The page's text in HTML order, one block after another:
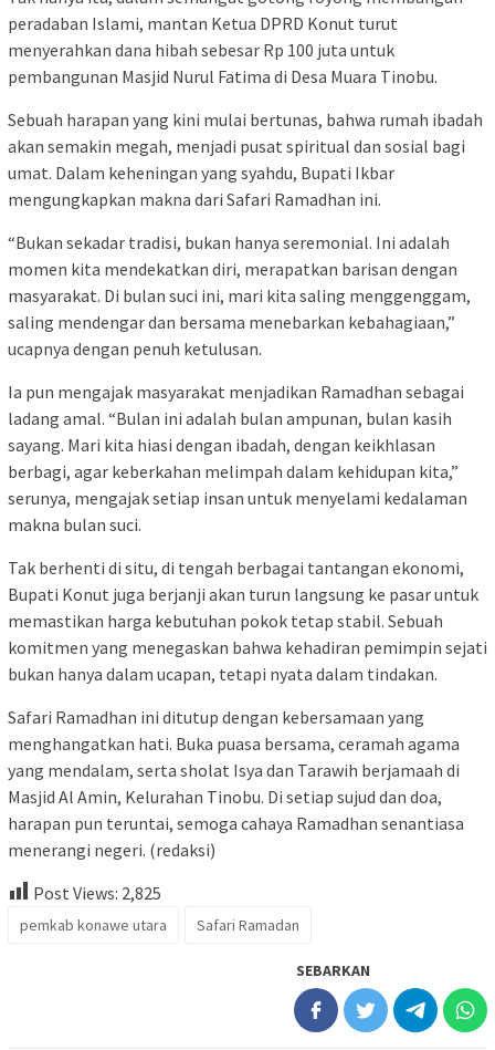
peradaban Islami, mantan Ketua DPRD Konut turut
menyerahkan dana hibah sebesar Rp 100 juta untuk
pembangunan Masjid Nurul Fatima di Desa Muara Tinobu.
Sebuah harapan yang kini mulai bertunas, bahwa rumah ibadah
akan semakin megah, menjadi pusat spiritual dan sosial bagi
umat. Dalam keheningan yang syahdu, Bupati Ikbar
mengungkapkan makna dari Safari Ramadhan ini.
“Bukan sekadar tradisi, bukan hanya seremonial. Ini adalah
momen kita mendekatkan diri, merapatkan barisan dengan
masyarakat. Di bulan suci ini, mari kita saling menggenggam,
saling mendengar dan bersama menebarkan kebahagiaan,”
ucapnya dengan penuh ketulusan.
Ia pun mengajak masyarakat menjadikan Ramadhan sebagai
ladang amal. “Bulan ini adalah bulan ampunan, bulan kasih
sayang. Mari kita hiasi dengan ibadah, dengan keikhlasan
berbagi, agar keberkahan melimpah dalam kehidupan kita,”
serunya, mengajak setiap insan untuk menyelami kedalaman
makna bulan suci.
Tak berhenti di situ, di tengah berbagai tantangan ekonomi,
Bupati Konut juga berjanji akan turun langsung ke pasar untuk
memastikan harga kebutuhan pokok tetap stabil. Sebuah
komitmen yang menegaskan bahwa kehadiran pemimpin sejati
bukan hanya dalam ucapan, tetapi nyata dalam tindakan.
Safari Ramadhan ini ditutup dengan kebersamaan yang
menghangatkan hati. Buka puasa bersama, ceramah agama
yang mendalam, serta sholat Isya dan Tarawih berjamaah di
Masjid Al Amin, Kelurahan Tinobu. Di setiap sujud dan doa,
harapan pun teruntai, semoga cahaya Ramadhan senantiasa
menerangi negeri. (redaksi)
Post Views: 2,825
pemkab konawe utara Safari Ramadan
SEBARKAN